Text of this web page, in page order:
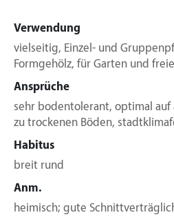
Verwendung
vielseitig, Einzel- und
Formgehölz, für Garten und
Ansprüche
sehr bodentolerant, optimal auf
zu trockenen Böden,
Habitus
breit rund
Anm.
heimisch; gute